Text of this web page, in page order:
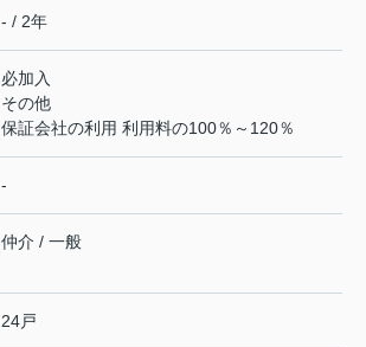
- / 2年
必加入
その他
保証会社の利用 利用料の100％～120％
-
仲介 / 一般
24戸